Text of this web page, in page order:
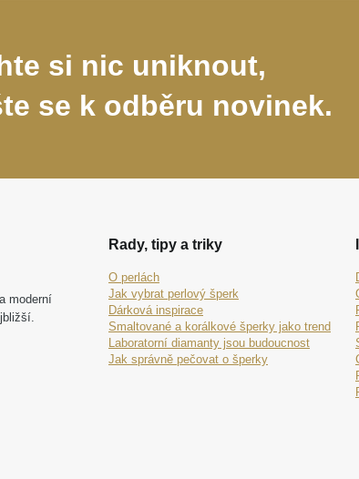
si nic uniknout,
se k odběru novinek.
moderní
Rady, tipy a triky
O perlách
Jak vybrat perlový šperk
Dárková inspirace
Smaltované a korálkové šperky jako trend
Laboratorní diamanty jsou budoucnost
Jak správně pečovat o šperky